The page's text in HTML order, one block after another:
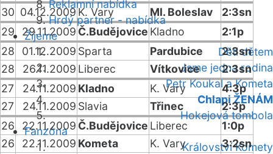
Reklamní nabídka
Hrdý partner - nabídka
Žijeme
Děti dětem
Jsme jedna rodina
Petr Koukal a Kometa
Chlapi ŽENÁM
Hokejová tombola
Fanzóna
Království Komety
30 04.12.2009 K. Vary Ml. Boleslav
2:3sn
29
29.11.2009 Č.Budějovice Kladno
2:1p
28
01.12.2009 Sparta Pardubice
2:3sn
28
26.11.2009 Liberec Vítkovice
2:3sn
27
24.11.2009 Kladno K. Vary
4:3p
27
24.11.2009 Slavia Třinec
2:3p
26
22.11.2009 Č.Budějovice Liberec
1:0p
26
22.11.2009 Kometa K. Vary
3:2sn